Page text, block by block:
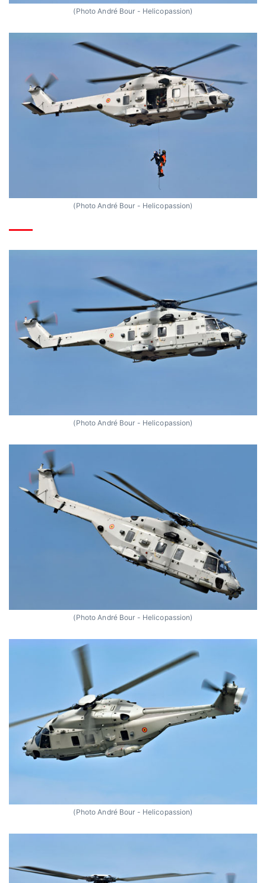
(Photo André Bour - Helicopassion)
(Photo André Bour - Helicopassion)
(Photo André Bour - Helicopassion)
(Photo André Bour - Helicopassion)
(Photo André Bour - Helicopassion)